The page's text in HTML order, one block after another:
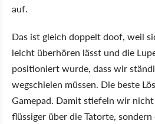
auf.
Das ist gleich doppelt doof, weil
leicht überhören lässt und die
positioniert wurde, dass wir
wegschielen müssen. Die beste
Gamepad. Damit stiefeln wir
flüssiger über die Tatorte,